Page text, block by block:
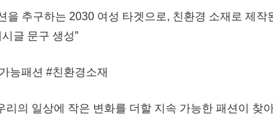
을 추구하는 2030 여성 타겟으로, 친환경 소재로 제작
글 문구 생성”
능패션 #친환경소재
리의 일상에 작은 변화를 더할 지속 가능한 패션이 찾